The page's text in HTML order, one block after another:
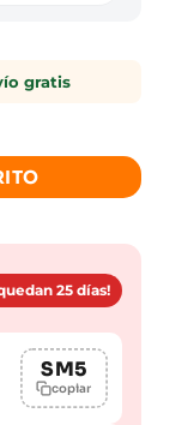
gratis
25 días!
SM5
copiar